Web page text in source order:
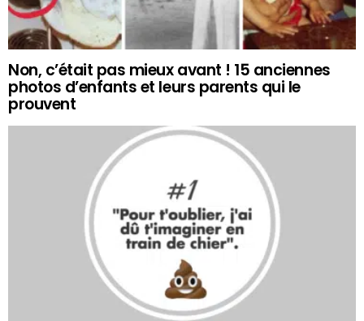
Non, c’était pas mieux avant ! 15 anciennes
photos d’enfants et leurs parents qui le
prouvent